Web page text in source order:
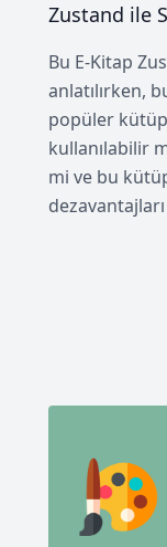
Zustand ile
Bu E-Kitap
anlatılırken,
popüler
kullanılabilir
mi ve bu